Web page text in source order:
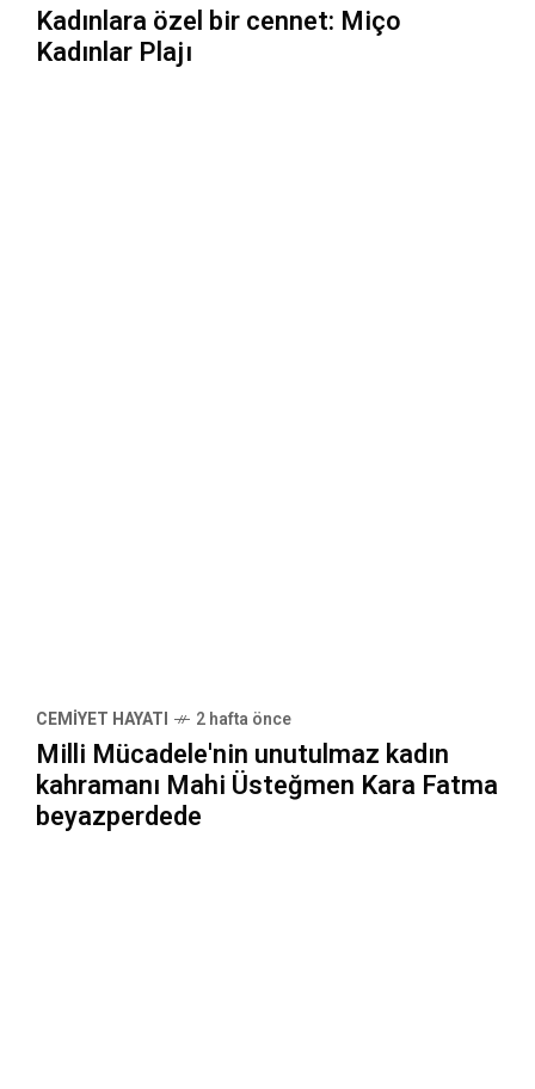
Kadınlara özel bir cennet: Miço
Kadınlar Plajı
CEMIYET HAYATI 2 hafta önce
Milli Mücadele'nin unutulmaz kadın
kahramanı Mahi Üsteğmen Kara Fatma
beyazperdede